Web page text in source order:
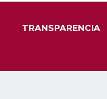
TRANSPARENCIA